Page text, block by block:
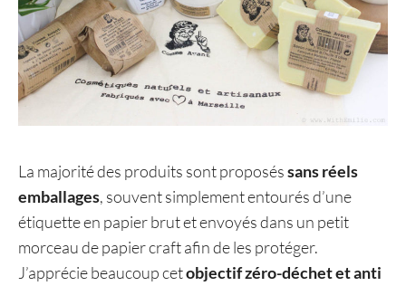
La majorité des produits sont proposéssans réels
emballages, souvent simplement entourés d’une
étiquette en papier brut et envoyés dans un petit
morceau de papier craft afin de les protéger.
J’apprécie beaucoup cetobjectif zéro-déchet et anti